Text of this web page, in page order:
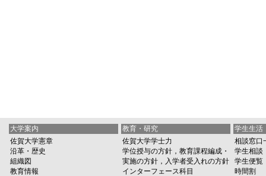
大学案内
佐賀大学憲章
沿革・歴史
組織図
教育情報
教育・研究
佐賀大学学士力
学位授与の方針，教育課程編成・
実施の方針，入学者受入れの方針
インターフェース科目
学生生活
相談窓口
学生相談
学生便覧
時間割